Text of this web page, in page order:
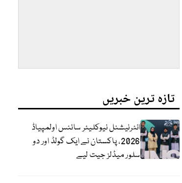
تازہ ترین خبریں
انٹرنیشنل نیوکلیئر سائنس اولمپیاڈ
2026، پاکستان نے ایک گولڈ اور دو
سلور میڈلز جیت لیے